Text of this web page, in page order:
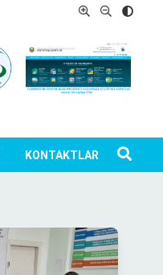
KONTAKTLAR